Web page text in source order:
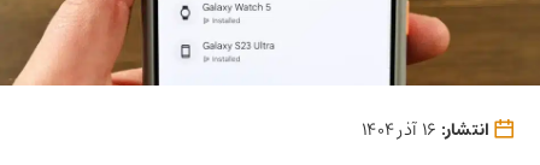
انتشار: